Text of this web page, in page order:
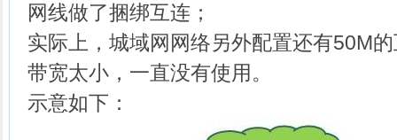
网线做了捆绑互连；
实际上，城域网网络另外配置还有50M
带宽太小，一直没有使用。
示意如下：